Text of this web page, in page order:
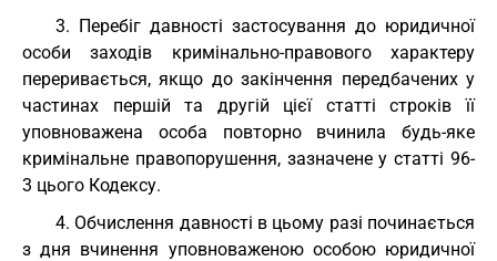
3. Перебіг давності застосування до юридичної
особи заходів кримінально-правового характеру
переривається, якщо до закінчення передбачених у
частинах першій та другій цієї статті строків її
уповноважена особа повторно вчинила будь-яке
кримінальне правопорушення, зазначене у статті 96-
3 цього Кодексу.
4. Обчислення давності в цьому разі починається
з дня вчинення уповноваженою особою юридичної